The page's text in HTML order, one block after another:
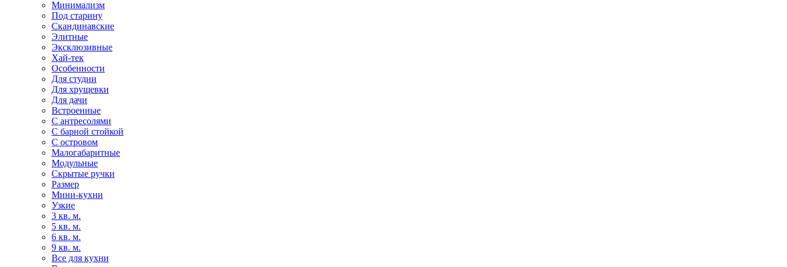
Минимализм
Под старину
Скандинавские
Элитные
Эксклюзивные
Хай-тек
Особенности
Для студии
Для хрущевки
Для дачи
Встроенные
С антресолями
С барной стойкой
С островом
Малогабаритные
Модульные
Скрытые ручки
Размер
Мини-кухни
Узкие
3 кв. м.
5 кв. м.
6 кв. м.
9 кв. м.
Все для кухни